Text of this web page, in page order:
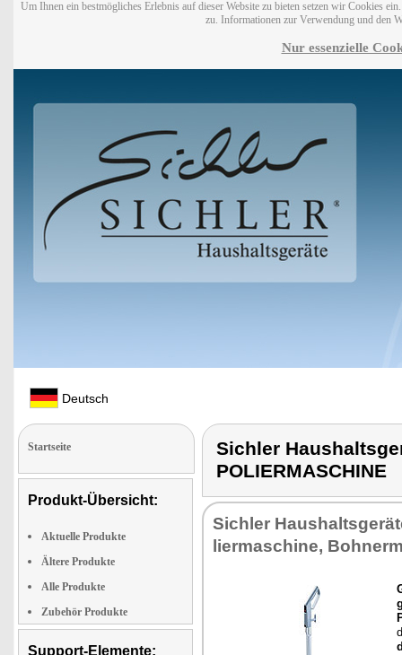
Um Ihnen ein bestmögliches Erlebnis auf dieser Website zu bieten setzen wir Cookies
zu. Informationen zur Verwendung und den
Nur essenzielle
Deutsch
Startseite
Produkt-Übersicht:
Aktuelle Produkte
Ältere Produkte
Alle Produkte
Zubehör Produkte
Support-Elemente:
Sichler
POLIERMASCHINE
Sich­ler
lier­ma­schi­ne,